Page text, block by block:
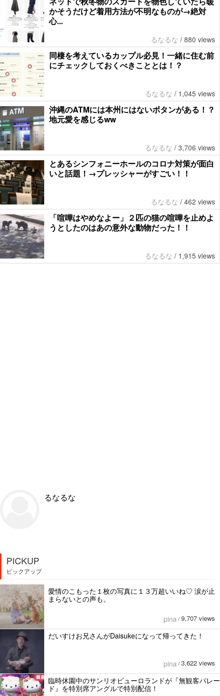
かそうだけど着用方法が不明なものが→絶対
心...
るなるな / 880 views
同棲を考えているカップル必見！一緒に住む前
にチェックしておくべきこととは！？
るなるな / 1,045 views
沖縄のATMには本州にはないボタンがある！？
地元愛を感じるww
るなるな / 3,706 views
とあるシンフォニーホールのコロナ対策が面白
いと話題！→プレッシャーがすごい！！
るなるな / 462 views
「喧嘩はやめなよー」２匹の猫の喧嘩を止めよ
うとしたのはあの意外な動物だった！！
るなるな / 1,915 views
るなるな
PICKUP
ピックアップ
愛情のこもった１枚の写真に１３万超いいね♡ 涙が止
まらないとの声も。
pina / 9,707 views
だいすけお兄さんがDaisukeになって帰ってきた！
pina / 3,622 views
臨時休園中のサンリオピューロランドが『無観客パレー
ド』を特別席アングルで特別配信！